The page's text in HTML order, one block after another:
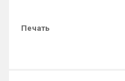
Печать